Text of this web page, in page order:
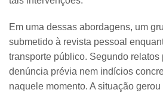
Em uma dessas abordagens, um
submetido à revista pessoal
transporte público. Segundo relatos
denúncia prévia nem indícios
naquele momento. A situação